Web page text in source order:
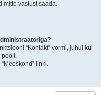
mitte vastust saada.
“Kontakt” vormi, juhul kui
poolt.
linki.